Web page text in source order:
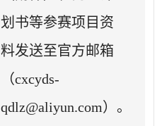
划书等参赛项目资
料发送至官方邮箱
（cxcyds-
qdlz@aliyun.com）。